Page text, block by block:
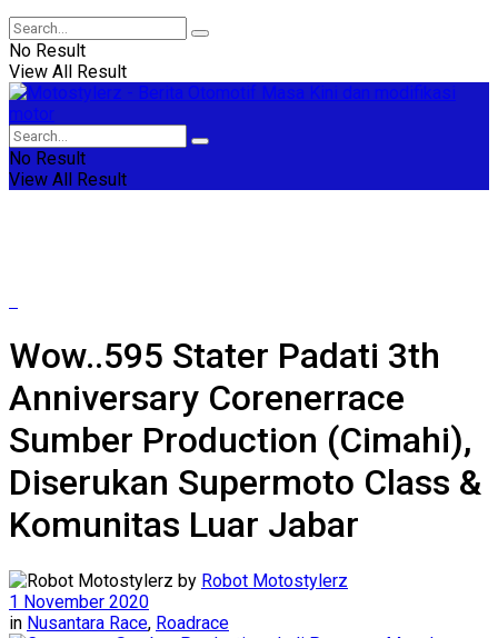
No Result
View All Result
No Result
View All Result
Wow..595 Stater Padati 3th
Anniversary Corenerrace
Sumber Production (Cimahi),
Diserukan Supermoto Class &
Komunitas Luar Jabar
by Robot Motostylerz
1 November 2020
in Nusantara Race, Roadrace